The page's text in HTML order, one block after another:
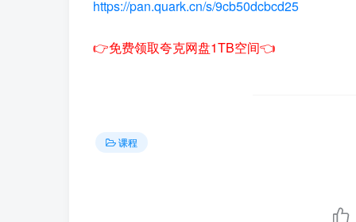
https://pan.quark.cn/s/9cb50dcbcd25
👉免费领取夸克网盘1TB空间👈
课程